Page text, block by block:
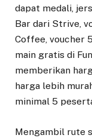
dapat medali,
Bar dari Strive,
Coffee, voucher
main gratis di
memberikan
harga lebih
minimal 5
Mengambil rute